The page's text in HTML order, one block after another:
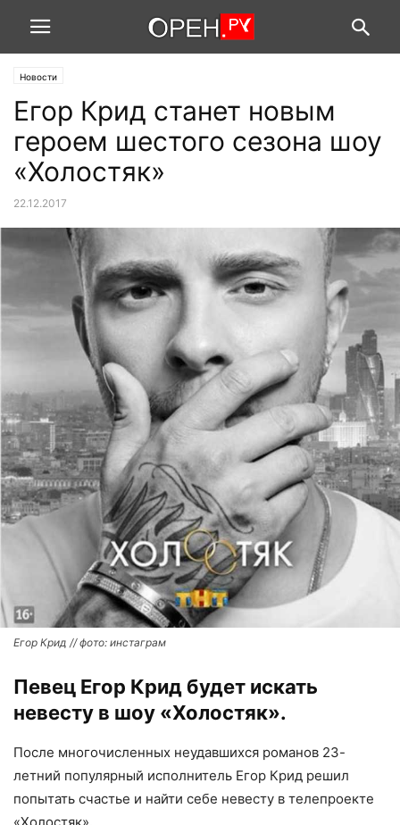
Новости
Егор Крид станет новым
героем шестого сезона шоу
«Холостяк»
22.12.2017
Егор Крид // фото: инстаграм
Певец Егор Крид будет искать
невесту в шоу «Холостяк».
После многочисленных неудавшихся романов 23-
летний популярный исполнитель Егор Крид решил
попытать счастье и найти себе невесту в телепроекте